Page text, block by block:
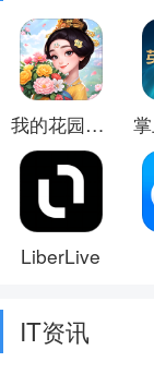
我的花园世界
LiberLive
IT资讯